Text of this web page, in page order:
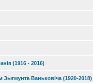
(1916 - 2016)
Ваньковiча (1920-2018)